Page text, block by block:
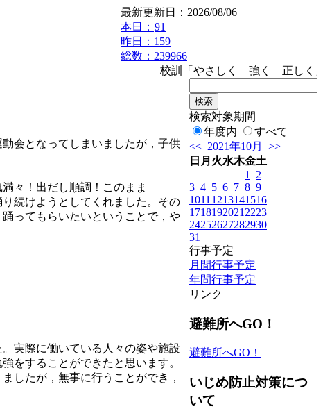
最新更新日：2026/08/06
本日： 91
昨日：159
総数：239966
校訓「やさしく 強く 正しく」
会となってしまいましたが，子供
々！出だし順調！このまま
続けようとしてくれました。その
ってもらいたいということで，や
実際に働いている人々の姿や施設
をすることができたと思います。
したが，無事に行うことができ，
検索対象期間
年度内
すべて
<< 2021年10月
>>
日 月 火水木金土
1
2
3 4 5 6 7 8 9
1011 1213141516
1718192021 2223
24252627282930
31
行事予定
月間行事予定
年間行事予定
リンク
避難所へGO！
避難所へGO！
いじめ防止対策につ
いて